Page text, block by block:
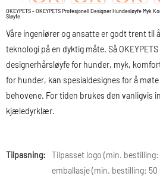
OKEYPETS - OKEYPETS Profesjonell Designer Hundesløyfe Myk
Sløyfe
Våre ingeniører og ansatte er godt trent til
teknologi på en dyktig måte. Så
designerhårsløyfe for hunder, myk,
for hunder, kan spesialdesignes for å
behovene. For tiden brukes den vanligvis
kjæledyrklær.
Tilpasning:
Tilpasset logo (min.
emballasje (min. bestilling: